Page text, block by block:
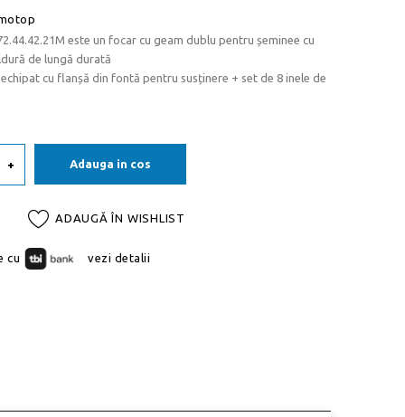
este un focar cu geam dublu pentru șeminee cu
de lungă durată
cu flanșă din fontă pentru susținere + set de 8 inele de
+ Adauga in cos
ADAUGĂ ÎN WISHLIST
cu vezi detalii